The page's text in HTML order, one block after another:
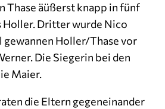
Thase äüßerst knapp in fünf
Holler. Dritter wurde Nico
gewannen Holler/Thase vor
Die Siegerin bei den
Maier.
die Eltern gegeneinander